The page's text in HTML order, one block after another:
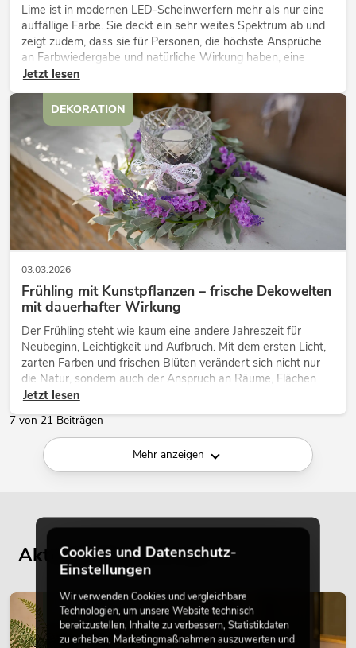
Lime ist in modernen LED-Scheinwerfern mehr als nur eine
auffällige Farbe. Sie deckt ein sehr weites Spektrum ab und
zeigt zudem, dass sie für Personen, die höchste Ansprüche
an Farbwiedergabe und natürliche Wirkung haben, eine
technisch wichtige Ergänzung ist.
Jetzt lesen
03.03.2026
Frühling mit Kunstpflanzen – frische Dekowelten
mit dauerhafter Wirkung
Der Frühling steht wie kaum eine andere Jahreszeit für
Neubeginn, Leichtigkeit und Aufbruch. Mit dem ersten Licht,
zarten Farben und frischen Blüten verändert sich nicht nur
die Natur, sondern auch der Anspruch an Räume, Flächen
und Inszenierungen.
Jetzt lesen
DEKORATION
7 von 21 Beiträgen
Mehr anzeigen
Aktuelle Blogbeiträge
DEKORATION
Cookies und Datenschutz-
Einstellungen
Wir verwenden Cookies und vergleichbare
Technologien, um unsere Website technisch
bereitzustellen, Inhalte zu verbessern, Statistikdaten
zu erheben, Marketingmaßnahmen auszuwerten und